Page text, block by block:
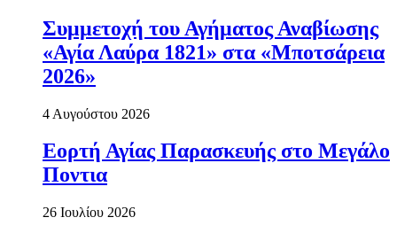
Συμμετοχή του Αγήματος Αναβίωσης
«Αγία Λαύρα 1821» στα «Μποτσάρεια
2026»
4 Αυγούστου 2026
Εορτή Αγίας Παρασκευής στο Μεγάλο
Ποντια
26 Ιουλίου 2026